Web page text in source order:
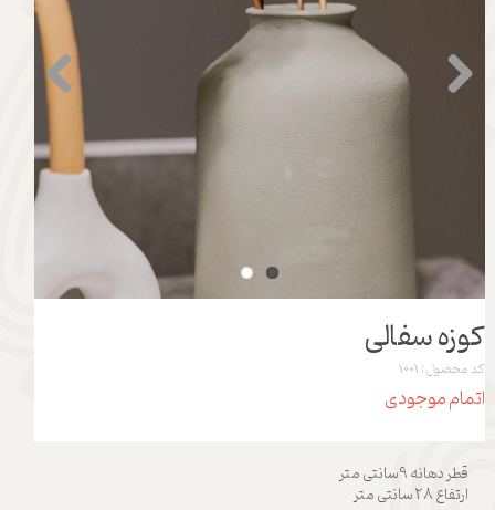
کوزه سفالی
کد محصول: 1001
اتمام موجودی
قطر دهانه 9سانتی متر
ارتفاع 28 سانتی متر